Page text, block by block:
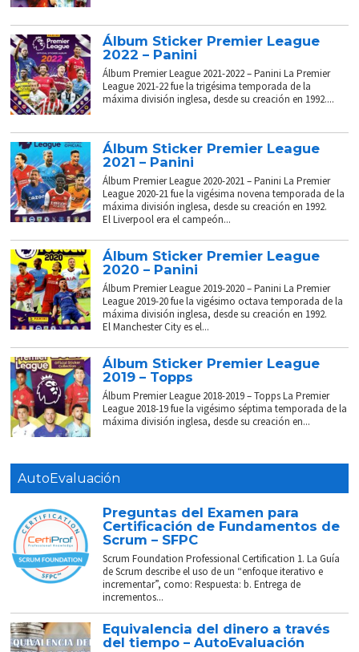
Álbum Sticker Premier League
2022 – Panini
Álbum Premier League 2021-2022 – Panini La Premier
League 2021-22 fue la trigésima temporada de la
máxima división inglesa, desde su creación en 1992....
Álbum Sticker Premier League
2021 – Panini
Álbum Premier League 2020-2021 – Panini La Premier
League 2020-21 fue la vigésima novena temporada de la
máxima división inglesa, desde su creación en 1992.
El Liverpool era el campeón...
Álbum Sticker Premier League
2020 – Panini
Álbum Premier League 2019-2020 – Panini La Premier
League 2019-20 fue la vigésimo octava temporada de la
máxima división inglesa, desde su creación en 1992.
El Manchester City es el...
Álbum Sticker Premier League
2019 – Topps
Álbum Premier League 2018-2019 – Topps La Premier
League 2018-19 fue la vigésimo séptima temporada de la
máxima división inglesa, desde su creación en...
AutoEvaluación
Preguntas del Examen para
Certificación de Fundamentos de
Scrum – SFPC
Scrum Foundation Professional Certification 1. La Guía
de Scrum describe el uso de un “enfoque iterativo e
incrementar”, como: Respuesta: b. Entrega de
incrementos...
Equivalencia del dinero a través
del tiempo – AutoEvaluación